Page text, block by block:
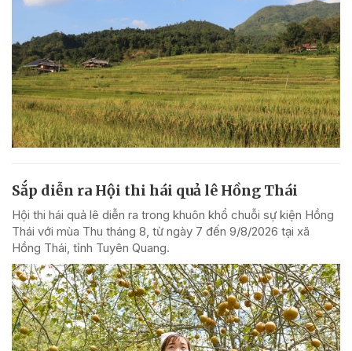
Sắp diễn ra Hội thi hái quả lê Hồng Thái
Hội thi hái quả lê diễn ra trong khuôn khổ chuỗi sự kiện Hồng
Thái với mùa Thu tháng 8, từ ngày 7 đến 9/8/2026 tại xã
Hồng Thái, tỉnh Tuyên Quang.